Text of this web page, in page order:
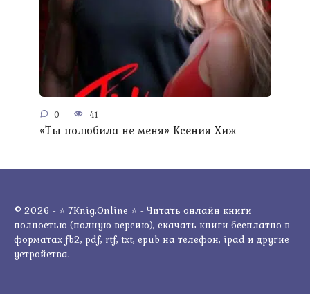
0 41
«Ты полюбила не меня» Ксения Хиж
© 2026 - ⭐ 7Knig.Online ⭐ - Читать онлайн книги
полностью (полную версию), скачать книги бесплатно в
форматах fb2, pdf, rtf, txt, epub на телефон, ipad и другие
устройства.